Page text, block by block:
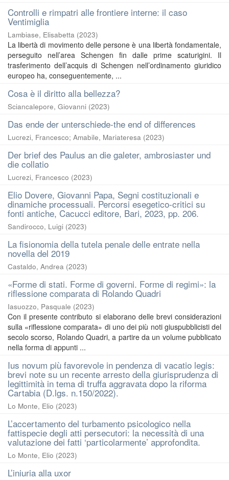
Controlli e rimpatri alle frontiere interne: il caso
Ventimiglia
Lambiase, Elisabetta (2023)
La libertà di movimento delle persone è una libertà fondamentale,
perseguito nell’area Schengen fin dalle prime scaturigini. Il
trasferimento dell’acquis di Schengen nell’ordinamento giuridico
europeo ha, conseguentemente, ...
Cosa è il diritto alla bellezza?
Sciancalepore, Giovanni (2023)
Das ende der unterschiede-the end of differences
Lucrezi, Francesco; Amabile, Mariateresa (2023)
Der brief des Paulus an die galeter, ambrosiaster und
die collatio
Lucrezi, Francesco (2023)
Elio Dovere, Giovanni Papa, Segni costituzionali e
dinamiche processuali. Percorsi esegetico-critici su
fonti antiche, Cacucci editore, Bari, 2023, pp. 206.
Sandirocco, Luigi (2023)
La fisionomia della tutela penale delle entrate nella
novella del 2019
Castaldo, Andrea (2023)
«Forme di stati. Forme di governi. Forme di regimi»: la
riflessione comparata di Rolando Quadri
Iasuozzo, Pasquale (2023)
Con il presente contributo si elaborano delle brevi considerazioni
sulla «riflessione comparata» di uno dei più noti giuspubblicisti del
secolo scorso, Rolando Quadri, a partire da un volume pubblicato
nella forma di appunti ...
Ius novum più favorevole in pendenza di vacatio legis:
brevi note su un recente arresto della giurisprudenza di
legittimità in tema di truffa aggravata dopo la riforma
Cartabia (D.lgs. n.150/2022).
Lo Monte, Elio (2023)
L’accertamento del turbamento psicologico nella
fattispecie degli atti persecutori: la necessità di una
valutazione dei fatti ‘particolarmente’ approfondita.
Lo Monte, Elio (2023)
L’iniuria alla uxor